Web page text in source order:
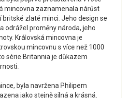
mincovna zaznamenala nárůst
britské zlaté minci. Jeho design se
odrážel proměny národa, jeho
Královská mincovna je
mincovnu s více než 1000
série Britannia je důkazem
byla navržena Philipem
jako stejně silná a krásná.